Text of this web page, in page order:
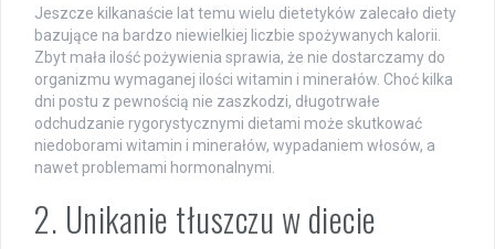
Jeszcze kilkanaście lat temu wielu dietetyków zalecało diety
bazujące na bardzo niewielkiej liczbie spożywanych kalorii.
Zbyt mała ilość pożywienia sprawia, że nie dostarczamy do
organizmu wymaganej ilości witamin i minerałów. Choć kilka
dni postu z pewnością nie zaszkodzi, długotrwałe
odchudzanie rygorystycznymi dietami może skutkować
niedoborami witamin i minerałów, wypadaniem włosów, a
nawet problemami hormonalnymi.
2. Unikanie tłuszczu w diecie